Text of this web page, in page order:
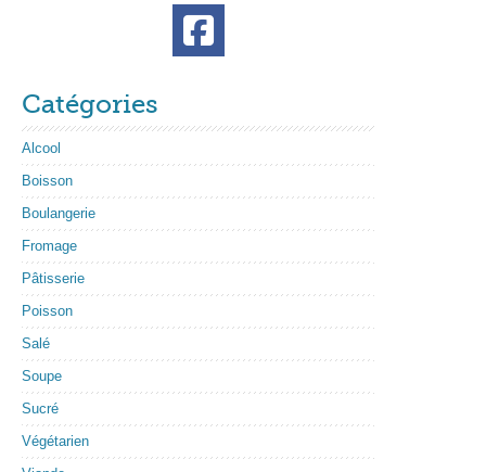
Catégories
Alcool
Boisson
Boulangerie
Fromage
Pâtisserie
Poisson
Salé
Soupe
Sucré
Végétarien